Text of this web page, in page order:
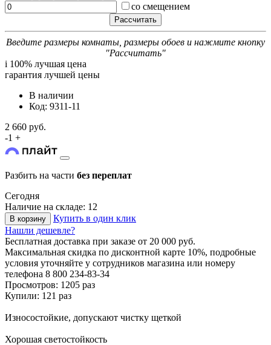
со смещением
Введите размеры комнаты, размеры обоев и нажмите кнопку
"Рассчитать"
i 100% лучшая цена
гарантия лучшей цены
В наличии
Код: 9311-11
2 660 руб.
-1 +
Разбить на части без переплат
Сегодня
Наличие на складе: 12
В корзину
Купить в один клик
Нашли дешевле?
Бесплатная доставка при заказе от 20 000 руб.
Максимальная скидка по дисконтной карте 10%, подробные
условия уточняйте у сотрудников магазина или номеру
телефона 8 800 234-83-34
Просмотров: 1205 раз
Купили: 121 раз
Износостойкие, допускают чистку щеткой
Хорошая светостойкость